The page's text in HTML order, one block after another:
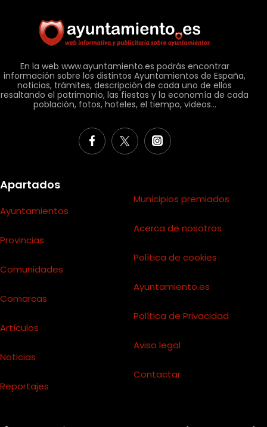
En la web www.ayuntamiento.es podrás encontrar
información sobre los distintos Ayuntamientos de España,
noticias, trámites, descripción de cada uno de ellos
resaltando el patrimonio, las fiestas y la economía de cada
población, fotos, hoteles, el tiempo, videos...
Apartados
Ayuntamientos
Provincias
Comunidades
Comarcas
Artículos
Noticias
Reportajes
Municipios premiados
Acerca de nosotros
Política de cookies
Ayuntamiento.es
Política de Privacidad
Aviso legal
Contactar